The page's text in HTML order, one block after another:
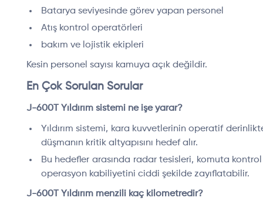
Batarya seviyesinde görev yapan personel
Atış kontrol operatörleri
bakım ve lojistik ekipleri
Kesin personel sayısı kamuya açık değildir.
En Çok Sorulan Sorular
J-600T Yıldırım sistemi ne işe yarar?
Yıldırım sistemi, kara kuvvetlerinin operatif
düşmanın kritik altyapısını hedef alır.
Bu hedefler arasında radar tesisleri, komuta
operasyon kabiliyetini ciddi şekilde zayıflatabilir.
J-600T Yıldırım menzili kaç kilometredir?